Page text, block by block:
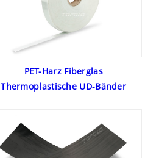
PET-Harz Fiberglas
Thermoplastische UD-Bänder